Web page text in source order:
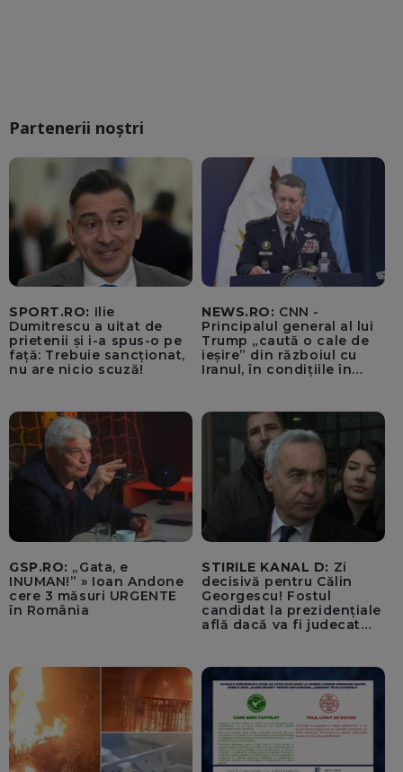
Partenerii noștri
SPORT.RO: Ilie
Dumitrescu a uitat de
prietenii și i-a spus-o pe
față: Trebuie sancționat,
nu are nicio scuză!
NEWS.RO: CNN -
Principalul general al lui
Trump „caută o cale de
ieșire” din războiul cu
Iranul, în condițiile în
GSP.RO: „Gata, e
INUMAN!” » Ioan Andone
cere 3 măsuri URGENTE
în România
STIRILE KANAL D: Zi
decisivă pentru Călin
Georgescu! Fostul
candidat la prezidențiale
află dacă va fi judecat